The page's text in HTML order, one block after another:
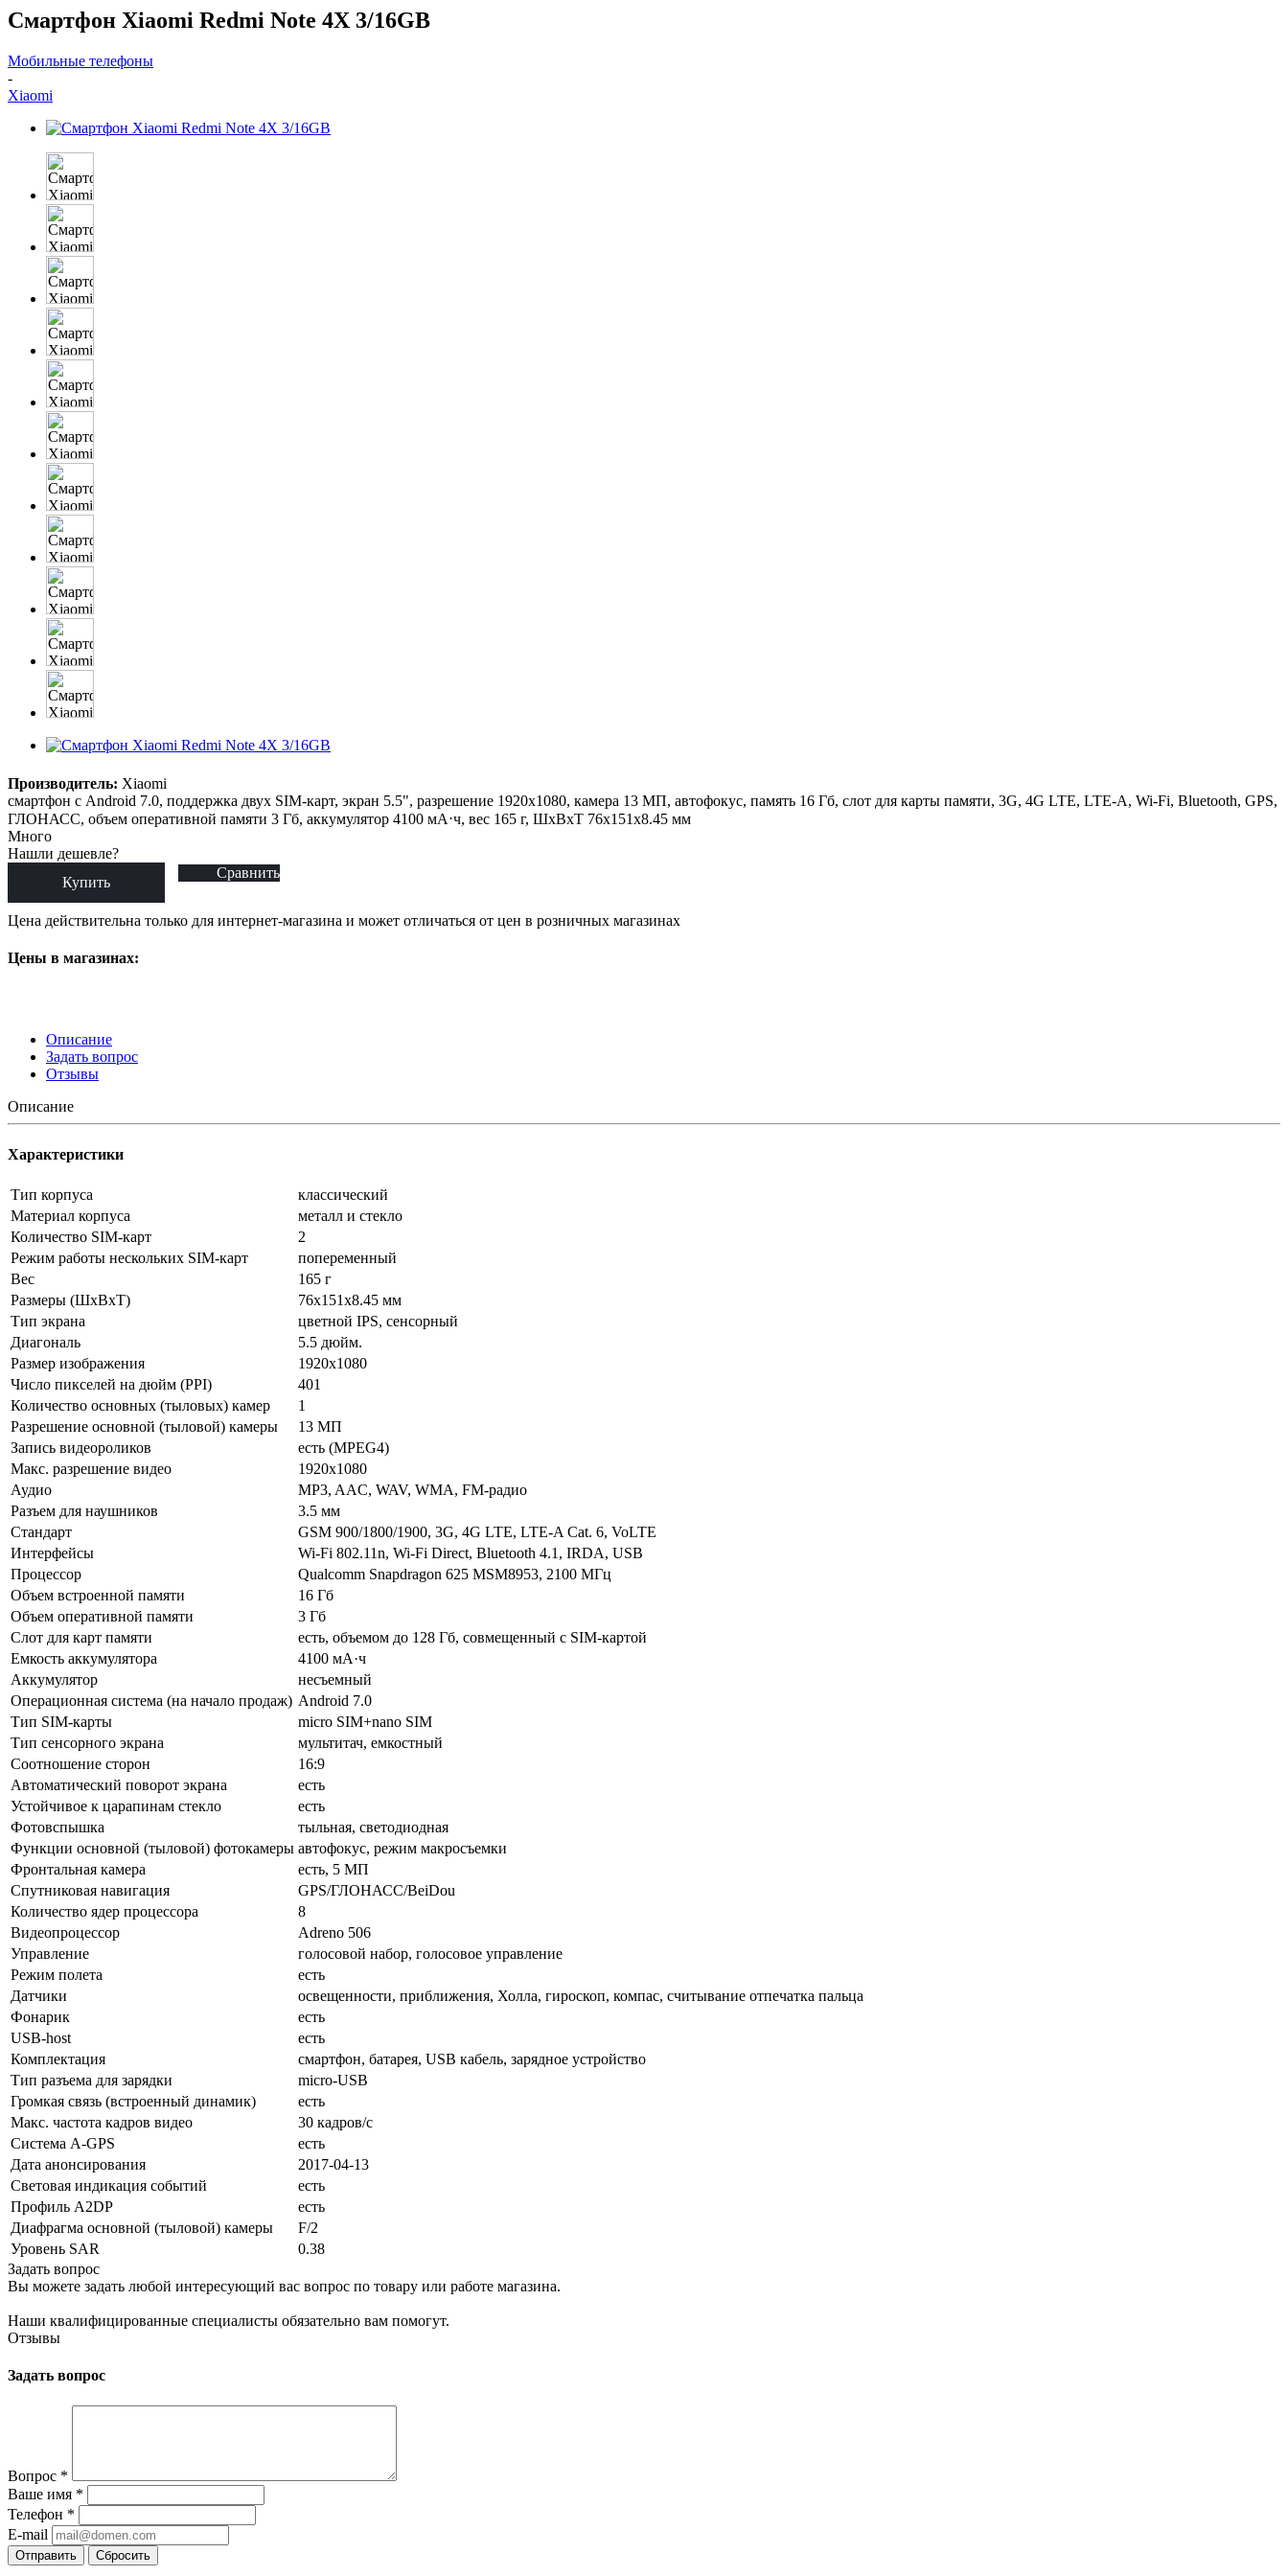
Смартфон Xiaomi Redmi Note 4X 3/16GB
Мобильные телефоны
-
Xiaomi
Производитель: Xiaomi
смартфон с Android 7.0, поддержка двух SIM-карт, экран 5.5", разрешение 1920x1080, камера 13 МП, автофокус, память 16 Гб, слот для карты памяти, 3G, 4G LTE, LTE-A, Wi-Fi, Bluetooth, GPS,
ГЛОНАСС, объем оперативной памяти 3 Гб, аккумулятор 4100 мА⋅ч, вес 165 г, ШxВxТ 76x151x8.45 мм
Много
Нашли дешевле?
Купить
Сравнить
Цена действительна только для интернет-магазина и может отличаться от цен в розничных магазинах
Цены в магазинах:
Описание
Задать вопрос
Отзывы
Описание
Характеристики
Тип корпуса
классический
Материал корпуса
металл и стекло
Количество SIM-карт
2
Режим работы нескольких SIM-карт
попеременный
Вес
165 г
Размеры (ШxВxТ)
76x151x8.45 мм
Тип экрана
цветной IPS, сенсорный
Диагональ
5.5 дюйм.
Размер изображения
1920x1080
Число пикселей на дюйм (PPI)
401
Количество основных (тыловых) камер
1
Разрешение основной (тыловой) камеры
13 МП
Запись видеороликов
есть (MPEG4)
Макс. разрешение видео
1920x1080
Аудио
MP3, AAC, WAV, WMA, FM-радио
Разъем для наушников
3.5 мм
Стандарт
GSM 900/1800/1900, 3G, 4G LTE, LTE-A Cat. 6, VoLTE
Интерфейсы
Wi-Fi 802.11n, Wi-Fi Direct, Bluetooth 4.1, IRDA, USB
Процессор
Qualcomm Snapdragon 625 MSM8953, 2100 МГц
Объем встроенной памяти
16 Гб
Объем оперативной памяти
3 Гб
Слот для карт памяти
есть, объемом до 128 Гб, совмещенный с SIM-картой
Емкость аккумулятора
4100 мА·ч
Аккумулятор
несъемный
Операционная система (на начало продаж) Android 7.0
Тип SIM-карты
micro SIM+nano SIM
Тип сенсорного экрана
мультитач, емкостный
Соотношение сторон
16:9
Автоматический поворот экрана
есть
Устойчивое к царапинам стекло
есть
Фотовспышка
тыльная, светодиодная
Функции основной (тыловой) фотокамеры автофокус, режим макросъемки
Фронтальная камера
есть, 5 МП
Спутниковая навигация
GPS/ГЛОНАСС/BeiDou
Количество ядер процессора
8
Видеопроцессор
Adreno 506
Управление
голосовой набор, голосовое управление
Режим полета
есть
Датчики
освещенности, приближения, Холла, гироскоп, компас, считывание отпечатка пальца
Фонарик
есть
USB-host
есть
Комплектация
смартфон, батарея, USB кабель, зарядное устройство
Тип разъема для зарядки
micro-USB
Громкая связь (встроенный динамик)
есть
Макс. частота кадров видео
30 кадров/с
Cистема A-GPS
есть
Дата анонсирования
2017-04-13
Световая индикация событий
есть
Профиль A2DP
есть
Диафрагма основной (тыловой) камеры
F/2
Уровень SAR
0.38
Задать вопрос
Вы можете задать любой интересующий вас вопрос по товару или работе магазина.
Наши квалифицированные специалисты обязательно вам помогут.
Отзывы
Задать вопрос
Вопрос *
Ваше имя *
Телефон *
E-mail
Сбросить